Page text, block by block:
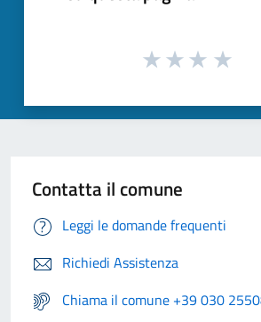
Contatta il comune
Leggi le domande frequenti
Richiedi Assistenza
Chiama il comune +39 030